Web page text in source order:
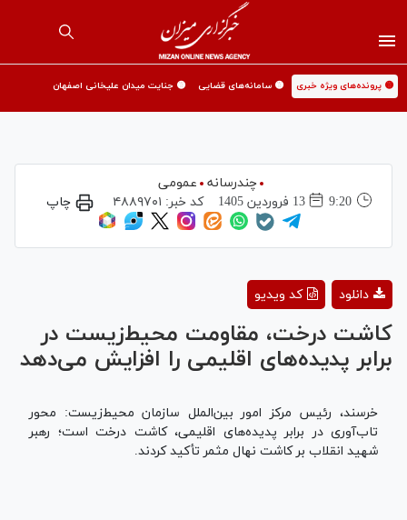
🟡 پرونده‌های ویژه خبری 🟡 سامانه‌های قضایی 🟡 جنایت میدان علیخانی اصفهان
چندرسانه
عمومی
9:20
13 فروردين 1405 کد خبر: ۴۸۸۹۷۰۱ چاپ
Video
کد ویدیو دانلود
کاشت درخت، مقاومت محیط‌زیست در
برابر پدیده‌های اقلیمی را افزایش می‌دهد
خرسند، رئیس مرکز امور بین‌الملل سازمان محیط‌زیست: محور
تاب‌آوری در برابر پدیده‌های اقلیمی، کاشت درخت است؛ رهبر
شهید انقلاب بر کاشت نهال مثمر تأکید کردند.